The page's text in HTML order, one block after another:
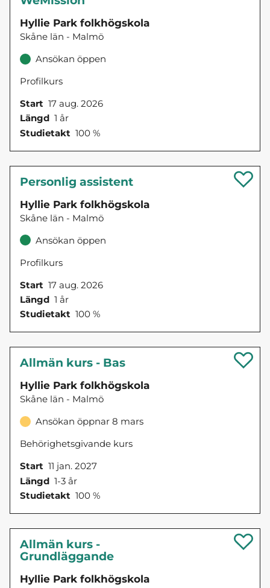
Hyllie Park folkhögskola
Skåne län - Malmö
Ansökan öppen
Profilkurs
Start 17 aug. 2026
Längd 1 år
Studietakt 100 %
Personlig assistent
Hyllie Park folkhögskola
Skåne län - Malmö
Ansökan öppen
Profilkurs
Start 17 aug. 2026
Längd 1 år
Studietakt 100 %
Allmän kurs - Bas
Hyllie Park folkhögskola
Skåne län - Malmö
Ansökan öppnar 8 mars
Behörighetsgivande kurs
Start 11 jan. 2027
Längd 1-3 år
Studietakt 100 %
Allmän kurs -
Grundläggande
Hyllie Park folkhögskola